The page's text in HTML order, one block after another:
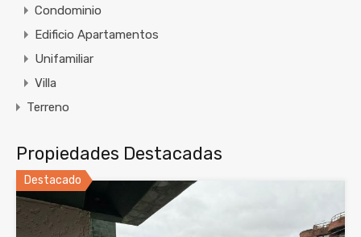
Condominio
Edificio Apartamentos
Unifamiliar
Villa
Terreno
Propiedades Destacadas
Destacado